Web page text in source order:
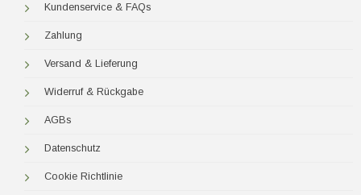
Kundenservice & FAQs
Zahlung
Versand & Lieferung
Widerruf & Rückgabe
AGBs
Datenschutz
Cookie Richtlinie